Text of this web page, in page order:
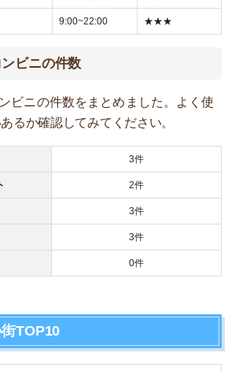
9:00~22:00 ★★★
ビニの件数
ビニの件数をまとめました。よく使
るか確認してみてください。
3件
2件
3件
3件
0件
TOP10